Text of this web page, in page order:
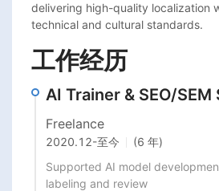
delivering high-quality localization
technical and cultural standards.
工作经历
AI Trainer & SEO/
Freelance
2020.12-至今
(6 年)
Supported AI model
labeling and review